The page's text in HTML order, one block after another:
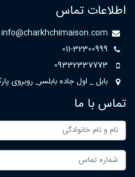
اطلاعات تماس
info@charkhchimaison.com
011-32300999
09332337773
بابل _ اول جاده بابلسر_ روبروی
تماس با ما